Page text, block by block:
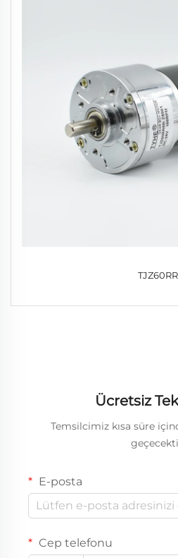
TJZ60RR
Ücretsiz
Temsilcimiz kısa süre
E-posta
Cep telefonu